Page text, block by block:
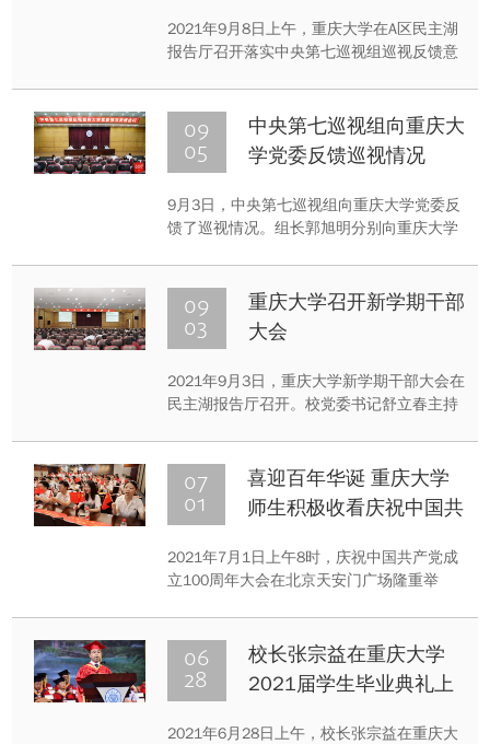
2021年9月8日上午，重庆大学在A区民主湖
报告厅召开落实中央第七巡视组巡视反馈意
会议。副校长明炬，党委副书记、纪委书记
陶举虎，党委副书记王旭，校党委常委及各
二级单位党政主要负责人参加会议。
09
05
中央第七巡视组向重庆大
学党委反馈巡视情况
9月3日，中央第七巡视组向重庆大学党委反
馈了巡视情况。组长郭旭明分别向重庆大学
会议并就做好巡视整改工作讲话。
09
03
重庆大学召开新学期干部
大会
2021年9月3日，重庆大学新学期干部大会在
民主湖报告厅召开。校党委书记舒立春主持
入新格局 科学谋划和推进新一轮“双一流”建
设》的主题报告，对新一轮“双一流”建设和
新学期重点工作进行了全面部署。
07
01
喜迎百年华诞 重庆大学
师生积极收看庆祝中国共
2021年7月1日上午8时，庆祝中国共产党成
立100周年大会在北京天安门广场隆重举
名党员师生员工、附属医院医务人员积极收
听收看庆祝中国共产党成立100周年大会直
06
28
校长张宗益在重庆大学
2021届学生毕业典礼上
2021年6月28日上午，校长张宗益在重庆大